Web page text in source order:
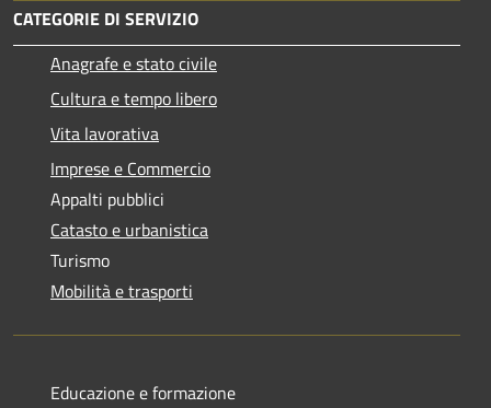
CATEGORIE DI SERVIZIO
Anagrafe e stato civile
Cultura e tempo libero
Vita lavorativa
Imprese e Commercio
Appalti pubblici
Catasto e urbanistica
Turismo
Mobilità e trasporti
Educazione e formazione